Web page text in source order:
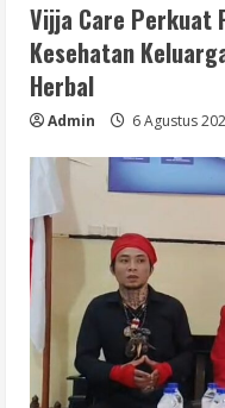
Vijja Care Perkuat
Kesehatan
Herbal
Admin 6 Agustus